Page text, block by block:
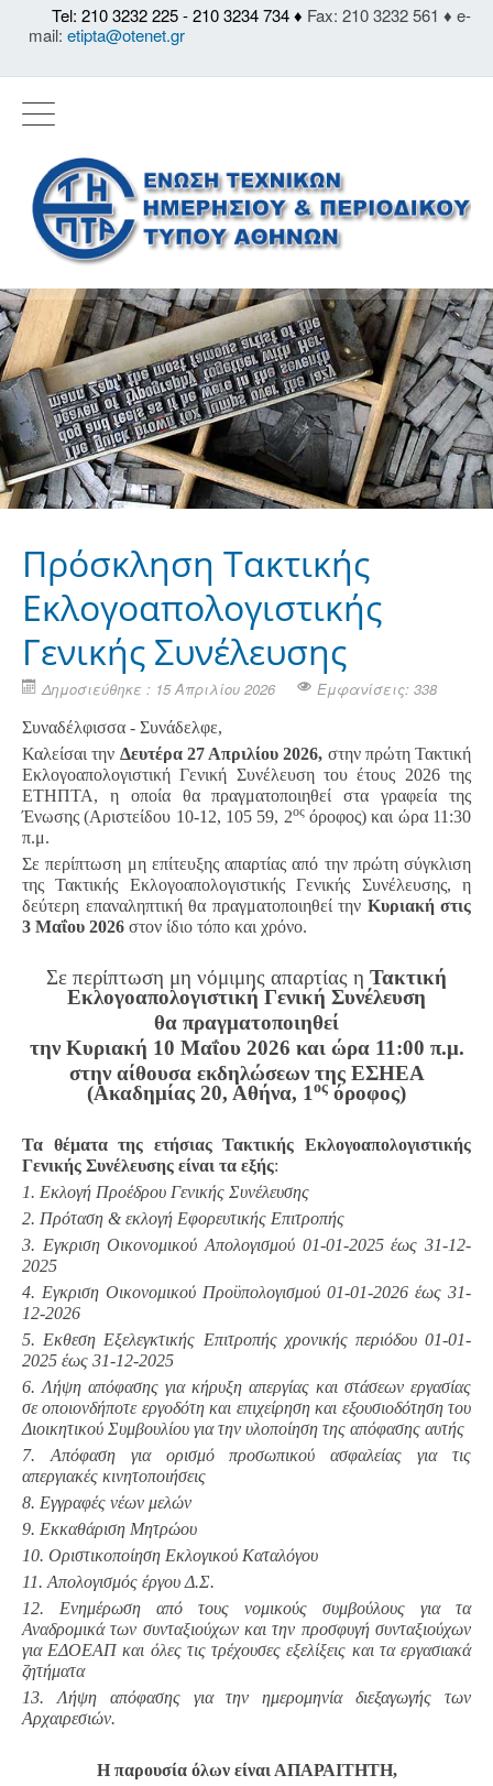
Tel: 210 3232 225 - 210 3234 734 ♦ Fax: 210 3232 561 ♦ e-
mail: etipta@otenet.gr
Πρόσκληση Τακτικής
Εκλογοαπολογιστικής
Γενικής Συνέλευσης
Δημοσιεύθηκε : 15 Απριλίου 2026 Εμφανίσεις: 338
Συναδέλφισσα - Συνάδελφε,
Καλείσαι την Δευτέρα 27 Απριλίου 2026, στην πρώτη Τακτική
Εκλογοαπολογιστική Γενική Συνέλευση του έτους 2026 της
ΕΤΗΠΤΑ, η οποία θα πραγματοποιηθεί στα γραφεία της
Ένωσης (Αριστείδου 10-12, 105 59, 2οςόροφος) και ώρα 11:30
π.μ.
Σε περίπτωση μη επίτευξης απαρτίας από την πρώτη σύγκλιση
της Τακτικής Εκλογοαπολογιστικής Γενικής Συνέλευσης, η
δεύτερη επαναληπτική θα πραγματοποιηθεί την Κυριακή στις
3 Μαΐου 2026 στον ίδιο τόπο και χρόνο.
Σε περίπτωση μη νόμιμης απαρτίας η Τακτική
Εκλογοαπολογιστική Γενική Συνέλευση
θα πραγματοποιηθεί
την Κυριακή 10 Μαΐου 2026 και ώρα 11:00 π.μ.
στην αίθουσα εκδηλώσεων της ΕΣΗΕΑ
(Ακαδημίας 20, Αθήνα, 1 ος όροφος)
Τα θέματα της ετήσιας Τακτικής Εκλογοαπολογιστικής
Γενικής Συνέλευσης είναι τα εξής:
1. Εκλογή Προέδρου Γενικής Συνέλευσης
2. Πρόταση & εκλογή Εφορευτικής Επιτροπής
3. Εγκριση Οικονομικού Απολογισμού 01-01-2025 έως 31-12-
2025
4. Εγκριση Οικονομικού Προϋπολογισμού 01-01-2026 έως 31-
12-2026
5. Εκθεση Εξελεγκτικής Επιτροπής χρονικής περιόδου 01-01-
2025 έως 31-12-2025
6. Λήψη απόφασης για κήρυξη απεργίας και στάσεων εργασίας
σε οποιονδήποτε εργοδότη και επιχείρηση και εξουσιοδότηση του
Διοικητικού Συμβουλίου για την υλοποίηση της απόφασης αυτής
7. Απόφαση για ορισμό προσωπικού ασφαλείας για τις
απεργιακές κινητοποιήσεις
8. Εγγραφές νέων μελών
9. Εκκαθάριση Μητρώου
10. Οριστικοποίηση Εκλογικού Καταλόγου
11. Απολογισμός έργου Δ.Σ.
12. Ενημέρωση από τους νομικούς συμβούλους για τα
Αναδρομικά των συνταξιούχων και την προσφυγή συνταξιούχων
για ΕΔΟΕΑΠ και όλες τις τρέχουσες εξελίξεις και τα εργασιακά
ζητήματα
13. Λήψη απόφασης για την ημερομηνία διεξαγωγής των
Αρχαιρεσιών.
Η παρουσία όλων είναι ΑΠΑΡΑΙΤΗΤΗ,